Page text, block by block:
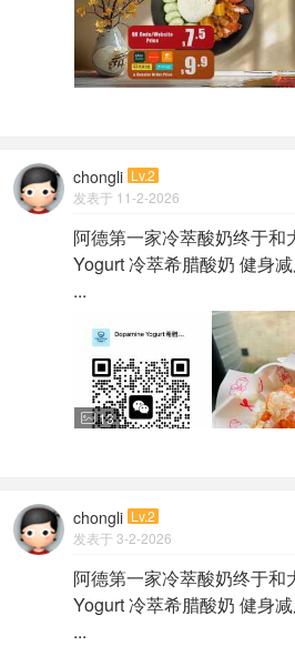
chongli Lv.2
发表于 11-2-2026
阿德第一家冷萃酸奶终于
Yogurt 冷萃希腊酸奶 健身
...
 13
chongli Lv.2
发表于 3-2-2026
阿德第一家冷萃酸奶终于
Yogurt 冷萃希腊酸奶 健身
...